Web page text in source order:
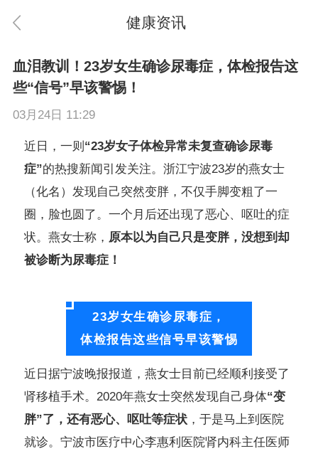
健康资讯
血泪教训！23岁女生确诊尿毒症，体检报告这
些“信号”早该警惕！
03月24日 11:29
近日，一则 “23岁女子体检异常未复查确诊尿毒
症”的热搜新闻引发关注。浙江宁波23岁的燕女士
（化名）发现自己突然变胖，不仅手脚变粗了一
圈，脸也圆了。一个月后还出现了恶心、呕吐的症
状。燕女士称， 原本以为自己只是变胖，没想到却
被诊断为尿毒症！
23岁女生确诊尿毒症，
体检报告这些信号早该警惕
近日据宁波晚报报道，燕女士目前已经顺利接受了
肾移植手术。2020年燕女士突然发现自己身体“变
胖”了，还有恶心、呕吐等症状，于是马上到医院
就诊。宁波市医疗中心李惠利医院肾内科主任医师